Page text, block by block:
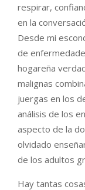
respirar,
en la
Desde mi
de
hogareña
malignas
juergas en los
análisis de los
aspecto de la
olvidado
de los adultos
Hay tantas